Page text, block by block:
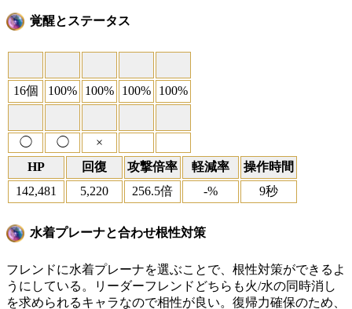
覚醒とステータス
16個 100% 100% 100% 100%
◯ ◯
×
HP
回復 攻撃倍率 軽減率
操作時間
142,481
5,220 256.5倍 -% 9秒
水着プレーナと合わせ根性対策
フレンドに水着プレーナを選ぶことで、根性対策ができるよ
うにしている。リーダーフレンドどちらも火/水の同時消し
を求められるキャラなので相性が良い。復帰力確保のため、